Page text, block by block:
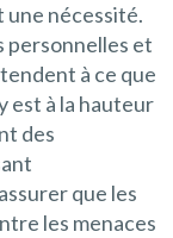
une nécessité.
personnelles et
à ce que
est à la hauteur
des
que les
les menaces